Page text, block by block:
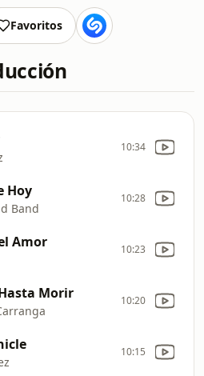
Favoritos
10:34
Hoy
Band
10:28
Amor 10:23
Morir 10:20
10:15